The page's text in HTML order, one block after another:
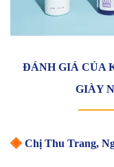
ĐÁNH GIÁ CỦA
GIÀY
◈ Chị Thu Trang,